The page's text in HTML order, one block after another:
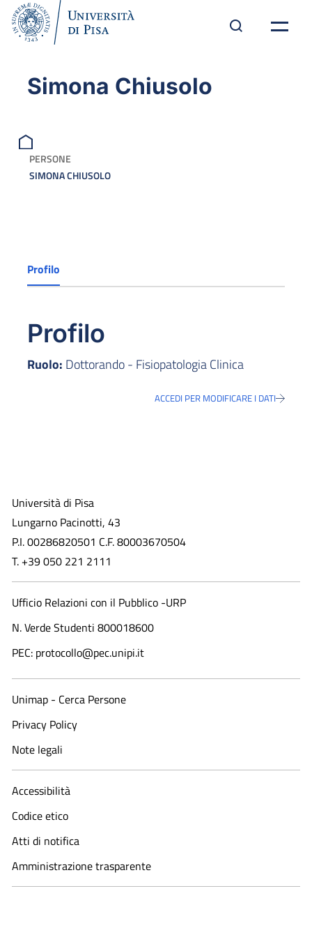
Simona Chiusolo
PERSONE
SIMONA CHIUSOLO
Profilo
Profilo
Ruolo: Dottorando - Fisiopatologia Clinica
ACCEDI PER MODIFICARE I DATI
Università di Pisa
Lungarno Pacinotti, 43
P.I. 00286820501 C.F. 80003670504
T. +39 050 221 2111
Ufficio Relazioni con il Pubblico -URP
N. Verde Studenti 800018600​
PEC: protocollo@pec.unipi.it
Unimap - Cerca Persone
Privacy Policy
Note legali
Accessibilità
Codice etico
Atti di notifica
Amministrazione trasparente